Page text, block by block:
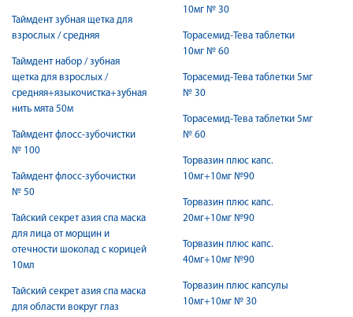
Таймдент зубная щетка для
взрослых / средняя
Таймдент набор / зубная
щетка для взрослых /
средняя+языкочистка+зубная
нить мята 50м
Таймдент флосс-зубочистки
№ 100
Таймдент флосс-зубочистки
№ 50
Тайский секрет азия спа маска
для лица от морщин и
отечности шоколад с корицей
10мл
Тайский секрет азия спа маска
для области вокруг глаз
10мг № 30
Торасемид-Тева таблетки
10мг № 60
Торасемид-Тева таблетки 5мг
№ 30
Торасемид-Тева таблетки 5мг
№ 60
Торвазин плюс капс.
10мг+10мг №90
Торвазин плюс капс.
20мг+10мг №90
Торвазин плюс капс.
40мг+10мг №90
Торвазин плюс капсулы
10мг+10мг № 30